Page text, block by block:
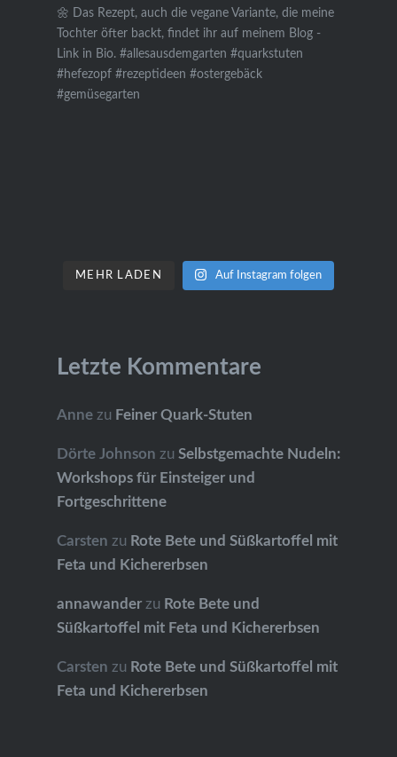
MEHR LADEN Auf Instagram folgen
Letzte Kommentare
Annezu Feiner Quark-Stuten
Dörte Johnson zu Selbstgemachte Nudeln:
Workshops für Einsteiger und
Fortgeschrittene
Carsten zu Rote Bete und Süßkartoffel mit
Feta und Kichererbsen
annawanderzu Rote Bete und
Süßkartoffel mit Feta und Kichererbsen
Carsten zu Rote Bete und Süßkartoffel mit
Feta und Kichererbsen